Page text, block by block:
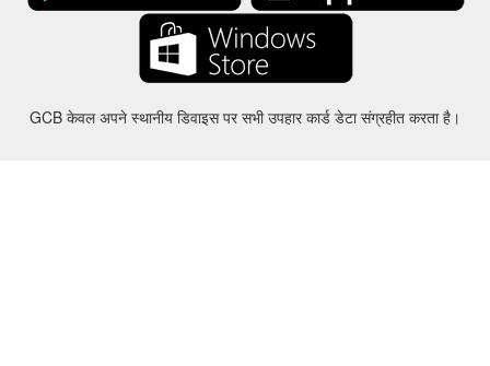
GCB केवल अपने स्थानीय डिवाइस पर सभी उपहार कार्ड डेटा संग्रहीत करता है।